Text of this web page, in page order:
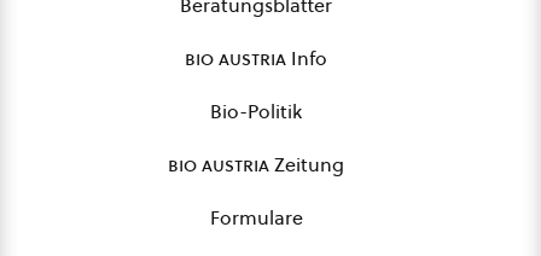
Beratungsblätter
bio austria Info
Bio-Politik
bio austriaZeitung
Formulare